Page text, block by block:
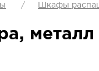
Шкафы
металл